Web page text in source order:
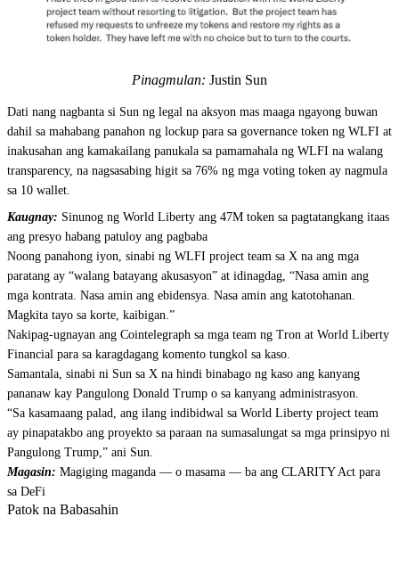
Pinagmulan: Justin Sun
Dati nang nagbanta si Sun ng legal na aksyon mas maaga ngayong buwan
dahil sa mahabang panahon ng lockup para sa governance token ng WLFI at
inakusahan ang kamakailang panukala sa pamamahala ng WLFI na walang
transparency, na nagsasabing higit sa 76% ng mga voting token ay nagmula
sa 10 wallet.
Kaugnay: Sinunog ng World Liberty ang 47M token sa pagtatangkang itaas
ang presyo habang patuloy ang pagbaba
Noong panahong iyon, sinabi ng WLFI project team sa X na ang mga
paratang ay “walang batayang akusasyon” at idinagdag, “Nasa amin ang
mga kontrata. Nasa amin ang ebidensya. Nasa amin ang katotohanan.
Magkita tayo sa korte, kaibigan.”
Nakipag-ugnayan ang Cointelegraph sa mga team ng Tron at World Liberty
Financial para sa karagdagang komento tungkol sa kaso.
Samantala, sinabi ni Sun sa X na hindi binabago ng kaso ang kanyang
pananaw kay Pangulong Donald Trump o sa kanyang administrasyon.
“Sa kasamaang palad, ang ilang indibidwal sa World Liberty project team
ay pinapatakbo ang proyekto sa paraan na sumasalungat sa mga prinsipyo ni
Pangulong Trump,” ani Sun.
Magasin: Magiging maganda — o masama — ba ang CLARITY Act para
sa DeFi
Patok na Babasahin